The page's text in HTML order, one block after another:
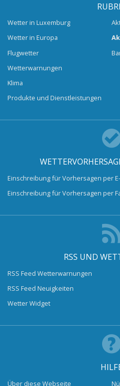
Wetter in Luxemburg
Wetter in Europa
Flugwetter
Wetterwarnungen
Klima
Produkte und Dienstleistungen
Einschreibung für Vorhersagen per
Einschreibung für Vorhersagen per
RSS UND
RSS Feed Wetterwarnungen
RSS Feed Neuigkeiten
Wetter Widget
Über diese Webseite